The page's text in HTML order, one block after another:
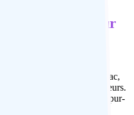
– Gopalpur
de route)
Promenade en bateau sur le lac,
espèces d’oiseaux migrateurs.
continuation vers Gopalpur-
Dîner et nuit.